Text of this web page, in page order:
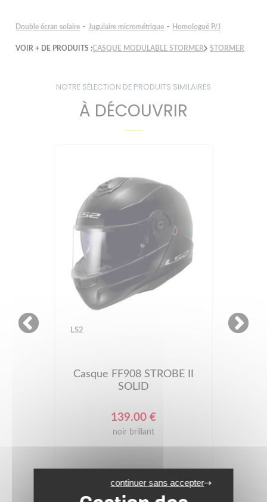
Double écran solaire - Jugulaire micrométrique - Homologué P/J
VOIR + DE PRODUITS :CASQUE MODULABLE STORMER STORMER
NOTRE SÉLECTION DE PRODUITS SIMILAIRES
À DÉCOUVRIR
LS2
Casque FF908 STROBE II
SOLID
139.00 €
noir brillant
continuer sans accepter